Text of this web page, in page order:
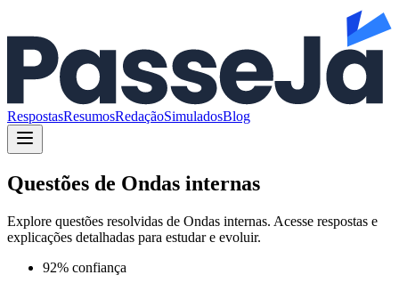
RespostasResumosRedaçãoSimuladosBlog
Questões de Ondas internas
Explore questões resolvidas de Ondas internas. Acesse respostas e
explicações detalhadas para estudar e evoluir.
92% confiança